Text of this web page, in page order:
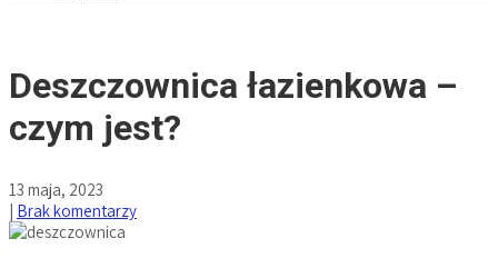
Deszczownica łazienkowa –
czym jest?
13 maja, 2023
| Brak komentarzy